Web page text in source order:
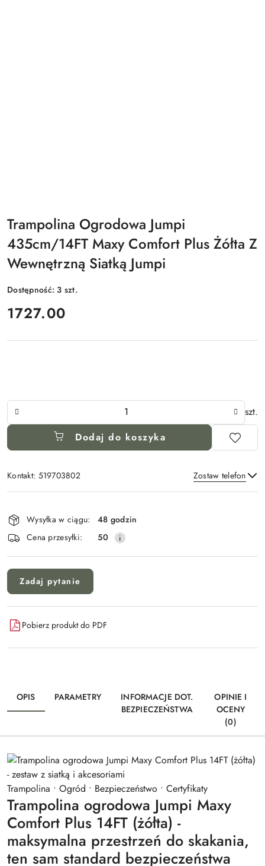
Trampolina Ogrodowa Jumpi
435cm/14FT Maxy Comfort Plus Żółta Z
Wewnętrzną Siatką Jumpi
Dostępność:3 szt.
cena:
1727.00
Ilość
szt.
Dodaj do koszyka
Kontakt: 519703802 Zostaw telefon
Dostępność
i
dostawa
Wysyłka w ciągu:
48 godzin
Cena przesyłki:
50
Zadaj pytanie
Pobierz produkt do PDF
OPIS PARAMETRY
INFORMACJE DOT.
BEZPIECZEŃSTWA
OPINIE I
OCENY
(0)
Trampolina • Ogród • Bezpieczeństwo • Certyfikaty
Trampolina ogrodowa Jumpi Maxy
Comfort Plus 14FT (żółta) -
maksymalna przestrzeń do skakania,
ten sam standard bezpieczeństwa